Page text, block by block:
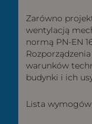
Zarówno
wentylacją
normą PN-EN
warunków
budynki i ich
Lista wymogów